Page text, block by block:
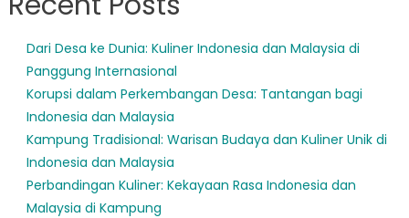
Dari Desa ke Dunia: Kuliner Indonesia dan Malaysia di
Panggung Internasional
Korupsi dalam Perkembangan Desa: Tantangan bagi
Indonesia dan Malaysia
Kampung Tradisional: Warisan Budaya dan Kuliner Unik di
Indonesia dan Malaysia
Perbandingan Kuliner: Kekayaan Rasa Indonesia dan
Malaysia di Kampung